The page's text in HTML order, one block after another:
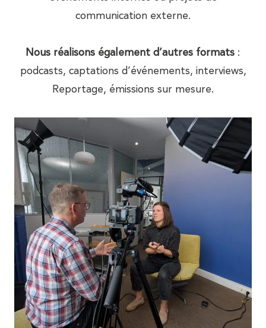
communication externe.
Nous réalisons également d’autres formats :
podcasts, captations d’événements, interviews,
Reportage, émissions sur mesure.